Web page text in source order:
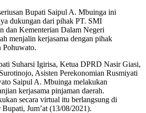
Bupati Saipul A. Mbuinga ini
dukungan dari pihak PT. SMI
dan Kementerian Dalam Negeri
menjalin kerjasama dengan pihak
Pohuwato.
Suharsi Igirisa, Ketua DPRD Nasir Giasi,
Asisten Perekonomian Rusmiyati
Saipul A. Mbuinga melakukan
kerjasama pinjaman daerah.
secara virtual itu berlangsung di
Jum’at (13/08/2021).